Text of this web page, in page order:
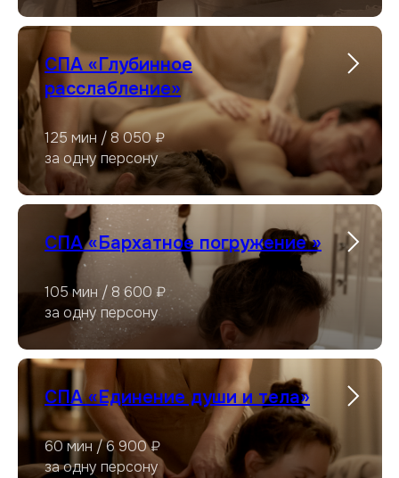
СПА «Глубинное
расслабление»
125 мин / 8 050 ₽
за одну персону
СПА «Бархатное погружение »
105 мин / 8 600 ₽
за одну персону
СПА «Единение души и тела»
60 мин / 6 900 ₽
за одну персону